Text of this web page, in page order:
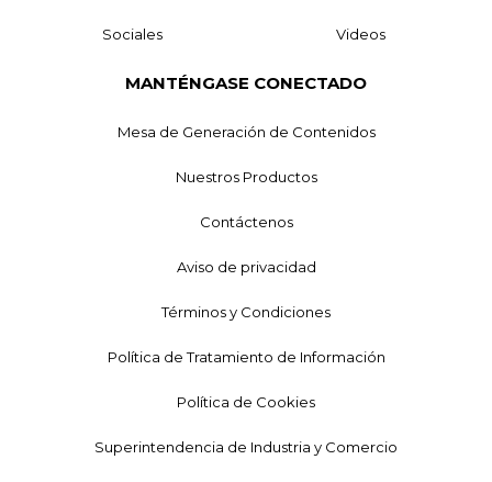
Sociales Videos
MANTÉNGASE CONECTADO
Mesa de Generación de Contenidos
Nuestros Productos
Contáctenos
Aviso de privacidad
Términos y Condiciones
Política de Tratamiento de Información
Política de Cookies
Superintendencia de Industria y Comercio